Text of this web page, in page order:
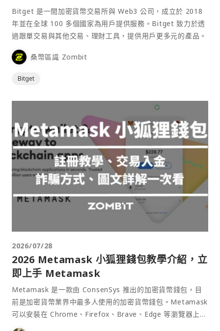
Bitget 是一間加密貨幣交易所與 Web3 公司，成立於 2018
年並在全球 100 多個國家為用戶提供服務。Bitget 致力於透
過跟單交易與其他交易、理財工具，提供用戶更多元的產品。
桑幣區識 Zombit
Bitget
2026/07/28
2026 Metamask 小狐狸錢包教學介紹，立
即上手 Metamask
Metamask 是一款由 ConsenSys 推出的加密貨幣錢包，目
前是加密貨幣業界中最多人使用的加密貨幣錢包。Metamask
可以安裝在 Chrome、Firefox、Brave、Edge 等瀏覽器上作
為插件使用，具備許多功能且使用上非常方便。